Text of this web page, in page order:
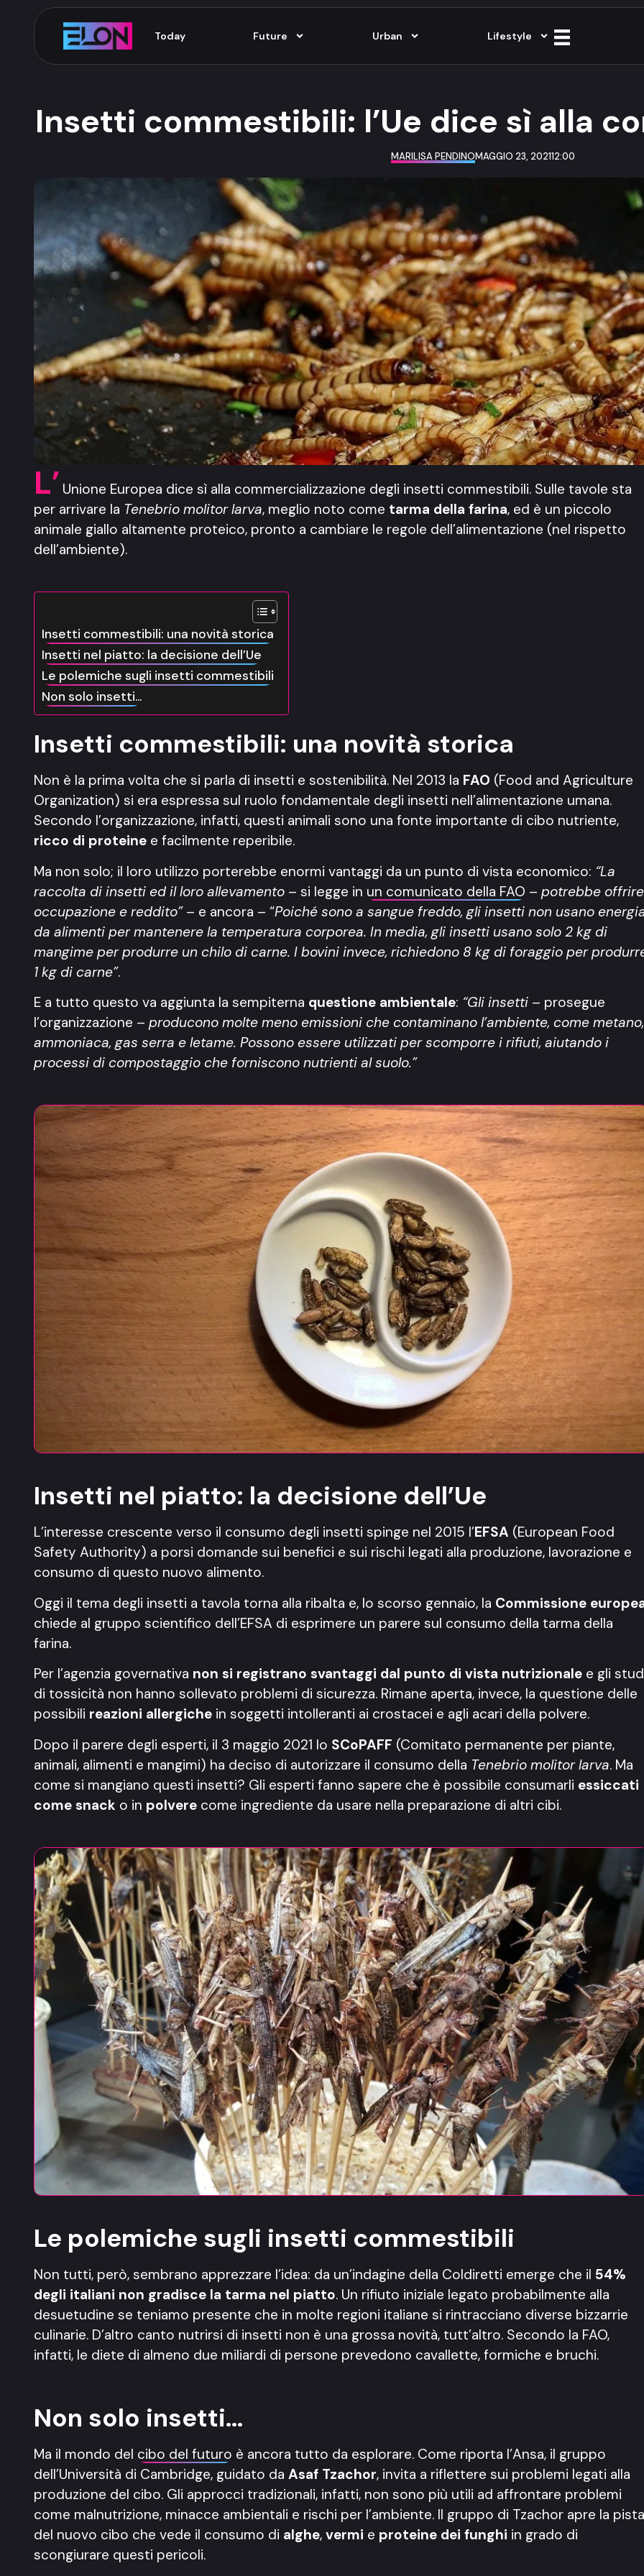
Today Future Urban Lifestyle
Insetti commestibili: l’Ue dice sì alla
MARILISA PENDINOMAGGIO 23, 202112:00
L’ Unione Europea dice sì alla commercializzazione degli insetti commestibili. Sulle tavole sta
per arrivare la Tenebrio molitor larva, meglio noto come tarma della farina, ed è un piccolo
animale giallo altamente proteico, pronto a cambiare le regole dell’alimentazione (nel rispetto
dell’ambiente).
Insetti commestibili: una novità storica
Insetti nel piatto: la decisione dell’Ue
Le polemiche sugli insetti commestibili
Non solo insetti…
Insetti commestibili: una novità storica
Non è la prima volta che si parla di insetti e sostenibilità. Nel 2013 la FAO (Food and Agriculture
Organization) si era espressa sul ruolo fondamentale degli insetti nell’alimentazione umana.
Secondo l’organizzazione, infatti, questi animali sono una fonte importante di cibo nutriente,
ricco di proteine e facilmente reperibile.
Ma non solo; il loro utilizzo porterebbe enormi vantaggi da un punto di vista economico: “La
raccolta di insetti ed il loro allevamento – si legge in un comunicato della FAO – potrebbe offrire
occupazione e reddito”– e ancora – “Poiché sono a sangue freddo, gli insetti non usano
da alimenti per mantenere la temperatura corporea. In media, gli insetti usano solo 2 kg di
mangime per produrre un chilo di carne. I bovini invece, richiedono 8 kg di foraggio per
1 kg di carne”.
E a tutto questo va aggiunta la sempiterna questione ambientale: “Gli insetti – prosegue
l’organizzazione – producono molte meno emissioni che contaminano l’ambiente, come metano,
ammoniaca, gas serra e letame. Possono essere utilizzati per scomporre i rifiuti, aiutando i
processi di compostaggio che forniscono nutrienti al suolo.”
Insetti nel piatto: la decisione dell’Ue
L’interesse crescente verso il consumo degli insetti spinge nel 2015 l’EFSA (European Food
Safety Authority) a porsi domande sui benefici e sui rischi legati alla produzione, lavorazione e
consumo di questo nuovo alimento.
Oggi il tema degli insetti a tavola torna alla ribalta e, lo scorso gennaio, la Commissione
chiede al gruppo scientifico dell’EFSA di esprimere un parere sul consumo della tarma della
farina.
Per l’agenzia governativa non si registrano svantaggi dal punto di vista nutrizionale e gli
di tossicità non hanno sollevato problemi di sicurezza. Rimane aperta, invece, la questione delle
possibili reazioni allergiche in soggetti intolleranti ai crostacei e agli acari della polvere.
Dopo il parere degli esperti, il 3 maggio 2021 lo SCoPAFF (Comitato permanente per piante,
animali, alimenti e mangimi) ha deciso di autorizzare il consumo della Tenebrio molitor larva. Ma
come si mangiano questi insetti? Gli esperti fanno sapere che è possibile consumarli essiccati
come snack o in polvere come ingrediente da usare nella preparazione di altri cibi.
Le polemiche sugli insetti commestibili
Non tutti, però, sembrano apprezzare l’idea: da un’indagine della Coldiretti emerge che il 54%
degli italiani non gradisce la tarma nel piatto. Un rifiuto iniziale legato probabilmente alla
desuetudine se teniamo presente che in molte regioni italiane si rintracciano diverse bizzarrie
culinarie. D’altro canto nutrirsi di insetti non è una grossa novità, tutt’altro. Secondo la FAO,
infatti, le diete di almeno due miliardi di persone prevedono cavallette, formiche e bruchi.
Non solo insetti…
Ma il mondo del cibo del futuro è ancora tutto da esplorare. Come riporta l’Ansa, il gruppo
dell’Università di Cambridge, guidato da Asaf Tzachor, invita a riflettere sui problemi legati alla
produzione del cibo. Gli approcci tradizionali, infatti, non sono più utili ad affrontare problemi
come malnutrizione, minacce ambientali e rischi per l’ambiente. Il gruppo di Tzachor apre la pista
del nuovo cibo che vede il consumo di alghe, vermi e proteine dei funghi in grado di
scongiurare questi pericoli.